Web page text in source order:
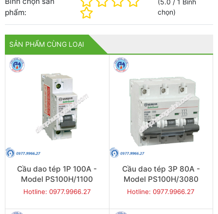
phẩm:
(5.0 /1 Bình
chọn)
SẢN PHẨM CÙNG LOẠI
Cầu dao tép 1P 100A -
Model PS100H/1100
Hotline: 0977.9966.27
Cầu dao tép 3P 80A -
Model PS100H/3080
Hotline: 0977.9966.27